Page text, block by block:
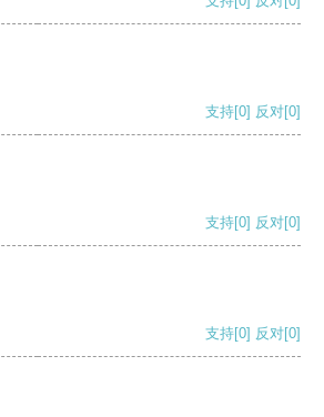
支持[0] 反对[0]
支持[0] 反对[0]
支持[0] 反对[0]